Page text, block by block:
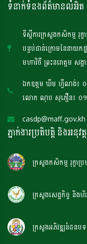
ទំនាក់ទំនងព័ត៌មានលំអិត
ទីស្តីការក្រសួងកសិកម្ម រុក្
បន្ទប់ជាន់ក្រោមនៃនាយកដ្
មហាវិថី ព្រះនរោត្តម សង្ក
ឯកឧត្តម ឃឹម ហ្វីណង់៖
លោក ណុប សុភឿន៖ ០
casdp@maff.gov.kh
ភ្នាក់ងារប្រតិបត្តិ និងអនុវ
ក្រសួងកសិកម្ម រុក្ខាប្
ក្រសួងសេដ្ឋកិច្ច និងហិ
ក្រសួងអភិវឌ្ឍន៍ជនបទ